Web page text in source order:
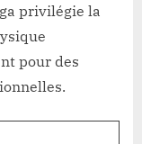
privilégie la
pour des